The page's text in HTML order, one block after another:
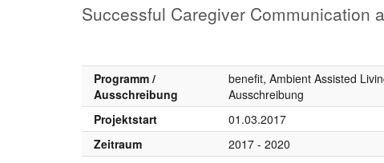
Successful Caregiver Communication
Programm /
Ausschreibung
benefit, Ambient Assisted
Ausschreibung
Projektstart 01.03.2017
Zeitraum
2017 - 2020